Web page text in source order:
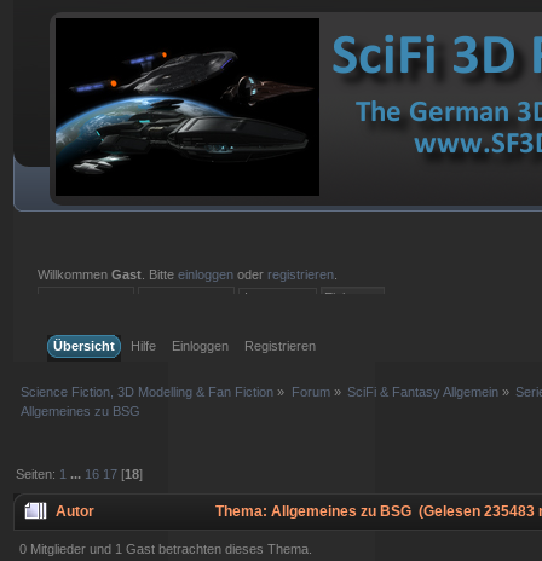
WillkommenGast . Bitteeinloggen oder registrieren
Übersicht
Hilfe Einloggen Registrieren
Science Fiction, 3D Modelling & Fan Fiction » Forum» SciFi & Fantasy Allgemein »
Allgemeines zu BSG
Seiten: 1 ... 16 17 [18]
Autor Thema: Allgemeines zu BSG (Gelesen 235483
0 Mitglieder und 1 Gast betrachten dieses Thema.